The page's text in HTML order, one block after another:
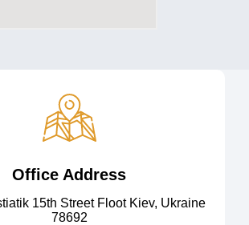
Office Address
15th Street Floot Kiev, Ukraine
78692